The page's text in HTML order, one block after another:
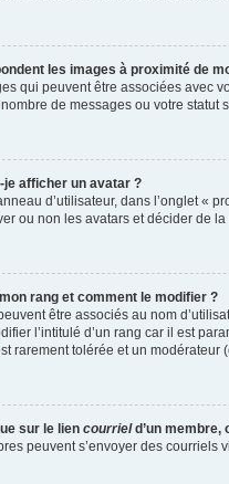
les images à proximité de
qui peuvent être associées avec
de messages ou votre statut
je afficher un avatar ?
d’utilisateur, dans l’onglet «
ou non les avatars et décider de
rang et comment le modifier ?
être associés au nom
l’intitulé d’un rang car il est
rarement tolérée et un modérateur
sur le lien courrield’un membre,
peuvent s’envoyer des courriels